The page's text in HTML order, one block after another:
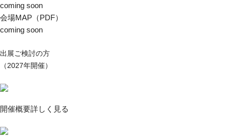
coming soon
会場MAP（PDF）
coming soon
出展ご検討の方
（2027年開催）
開催概要詳しく見る